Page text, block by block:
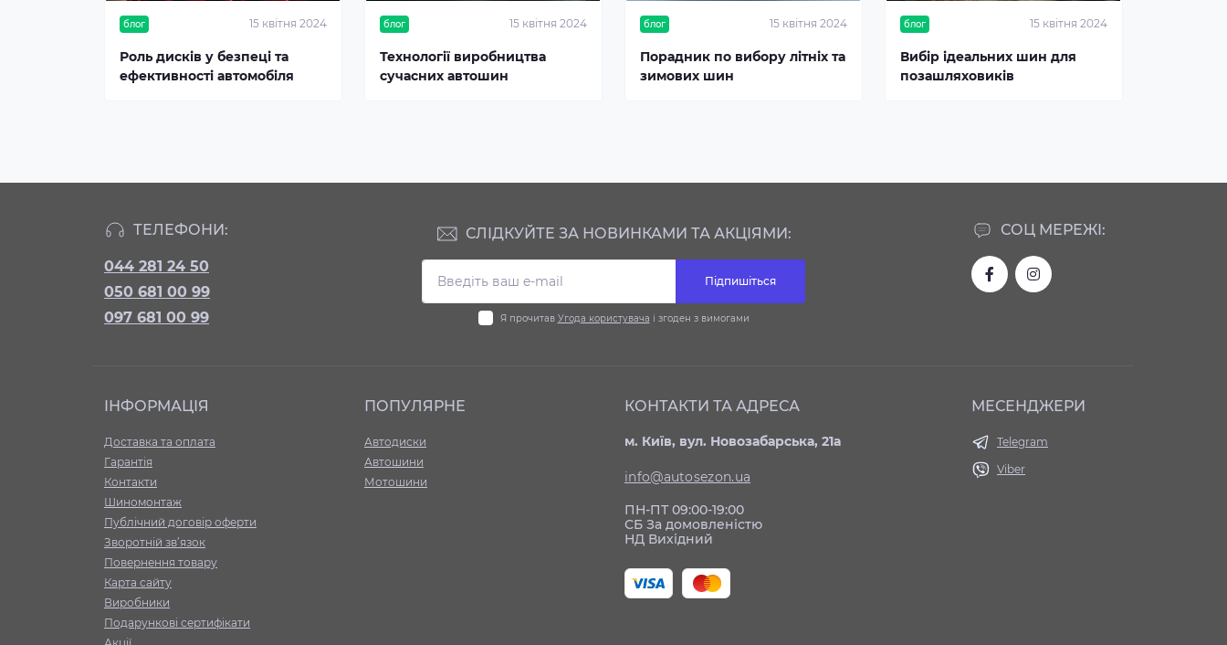
блог 15 квітня 2024
Роль дисків у безпеці та
ефективності автомобіля
блог 15 квітня 2024
Технології виробництва
сучасних автошин
блог 15 квітня 2024
Порадник по вибору літніх та
зимових шин
блог 15 квітня 2024
Вибір ідеальних шин для
позашляховиків
ТЕЛЕФОНИ:
044 281 24 50
050 681 00 99
097 681 00 99
СОЦ МЕРЕЖІ:
СЛІДКУЙТЕ ЗА НОВИНКАМИ ТА АКЦІЯМИ:
Підпишіться
Я прочитав Угода користувача і згоден з вимогами
ІНФОРМАЦІЯ
Доставка та оплата
Гарантія
Контакти
Шиномонтаж
Публічний договір оферти
Зворотній зв’язок
Повернення товару
Карта сайту
Виробники
Подарункові сертифікати
ПОПУЛЯРНЕ
Автодиски
Автошини
Мотошини
КОНТАКТИ ТА АДРЕСА
м. Київ, вул. Новозабарська, 21а
info@autosezon.ua
ПН-ПТ 09:00-19:00
СБ За домовленістю
НД Вихідний
МЕСЕНДЖЕРИ
Telegram
Viber